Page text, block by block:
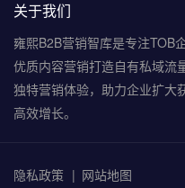
关于我们
雍熙B2B营销智库是专注TOB
优质内容营销打造自有私域流
独特营销体验，助力企业扩大
高效增长。
隐私政策 网站地图